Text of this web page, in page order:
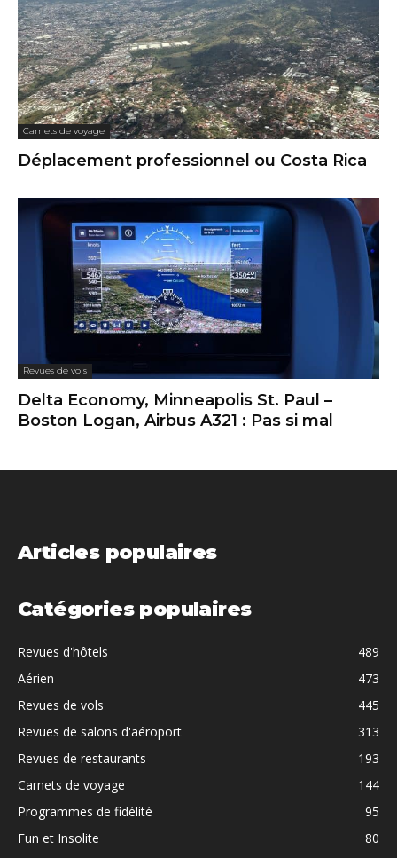
Carnets de voyage
Déplacement professionnel ou Costa Rica
Revues de vols
Delta Economy, Minneapolis St. Paul –
Boston Logan, Airbus A321 : Pas si mal
Articles populaires
Catégories populaires
Revues d'hôtels
489
Aérien
473
Revues de vols
445
Revues de salons d'aéroport
313
Revues de restaurants
193
Carnets de voyage
144
Programmes de fidélité
95
Fun et Insolite
80